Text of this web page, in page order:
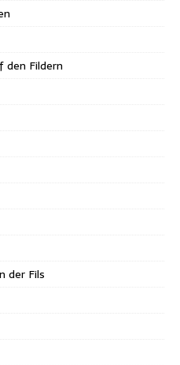
den Fildern
der Fils